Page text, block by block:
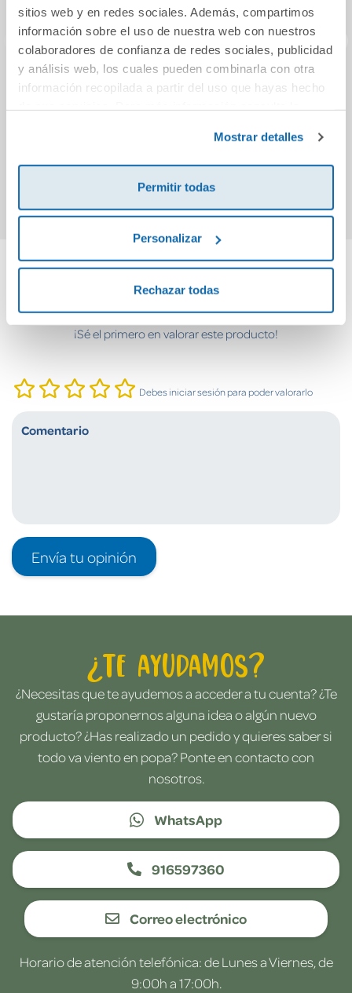
sitios web y en redes sociales. Además, compartimos
información sobre el uso de nuestra web con nuestros
colaboradores de confianza de redes sociales, publicidad
y análisis web, los cuales pueden combinarla con otra
información recopilada a partir del uso que hayas hecho
Mostrar detalles
Permitir todas
Personalizar
Rechazar todas
Las mujeres de
Nagomi
9,95€
Cuéntanos tu opinión
¡Sé el primero en valorar este producto!
Debes iniciar sesión para poder valorarlo
Envía tu opinión
¿Te ayudamos?
¿Necesitas que te ayudemos a acceder a tu cuenta? ¿Te
gustaría proponernos alguna idea o algún nuevo
producto? ¿Has realizado un pedido y quieres saber si
todo va viento en popa? Ponte en contacto con
nosotros.
WhatsApp
916597360
Correo electrónico
Horario de atención telefónica: de Lunes a Viernes, de
9:00h a 17:00h.